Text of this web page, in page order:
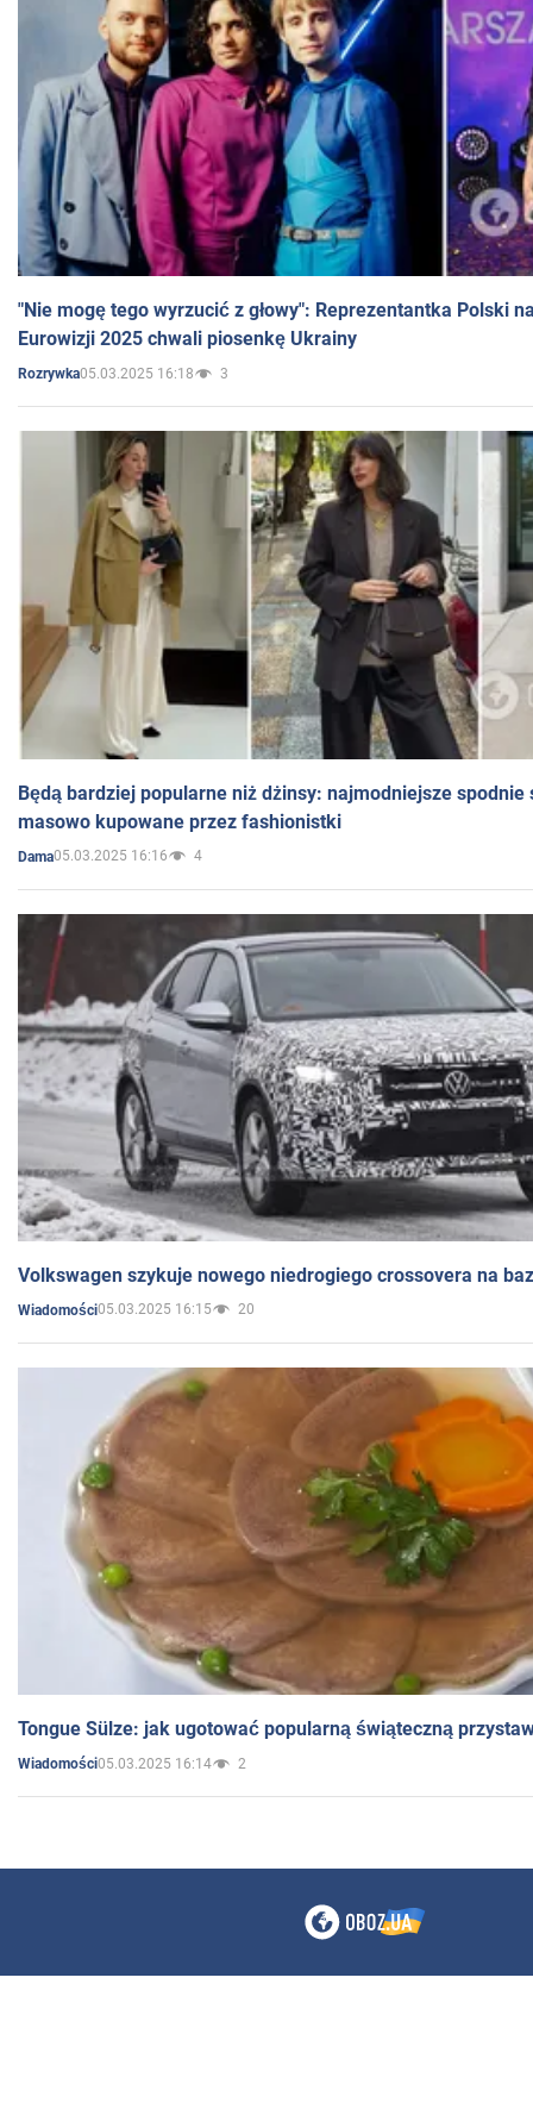
"Nie mogę tego wyrzucić z głowy": Reprezentantka Polski
Eurowizji 2025 chwali piosenkę Ukrainy
Rozrywka05.03.2025 16:18 3
Będą bardziej popularne niż dżinsy: najmodniejsze spodnie
masowo kupowane przez fashionistki
Dama05.03.2025 16:16 4
Volkswagen szykuje nowego niedrogiego crossovera na
Wiadomości05.03.2025 16:15 20
Tongue Sülze: jak ugotować popularną świąteczną
Wiadomości05.03.2025 16:14 2